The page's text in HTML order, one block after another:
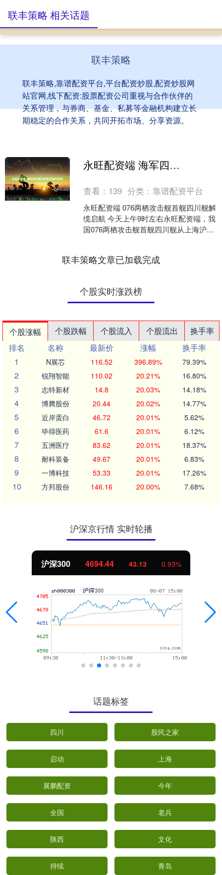
联丰策略
联丰策略,靠谱配资平台,平台配资炒股,配资炒股网
站官网,线下配资:股票配资公司重视与合作伙伴的
关系管理，与券商、基金、私募等金融机构建立长
期稳定的合作关系，共同开拓市场、分享资源。
联丰策略 相关话题
永旺配资端 海军四川舰开展首次航行试验
查看： 139 分类：靠谱配资平台
永旺配资端 076两栖攻击舰首舰四川舰解
缆启航 今天上午9时左右永旺配资端，我
国076两栖攻击舰首舰四川舰从上海沪东
联丰策略文章已加载完成
个股实时涨跌榜
个股涨幅 个股跌幅 个股流入 个股流出
换手率
排名
名称 最新价 涨幅
换手率
1
N展芯 116.52 396.89% 79.39%
2 锐翔智能 110.02 20.21% 16.80%
3 志特新材 14.8 20.03% 14.18%
4 博腾股份 20.44 20.02% 14.77%
5 近岸蛋白 46.72 20.01% 5.62%
6 毕得医药 61.6 20.01% 6.12%
7 五洲医疗 83.62 20.01% 18.37%
8 耐科装备 49.67 20.01% 6.83%
9 一博科技 53.33 20.01% 17.26%
10 方邦股份 146.16 20.00% 7.68%
沪深京行情 实时轮播
沪深300 4694.44 43.13 0.93%
话题标签
四川 股民之家
启动 上海
展鹏配资 今年
全国 老兵
陕西 文化
持续 青岛